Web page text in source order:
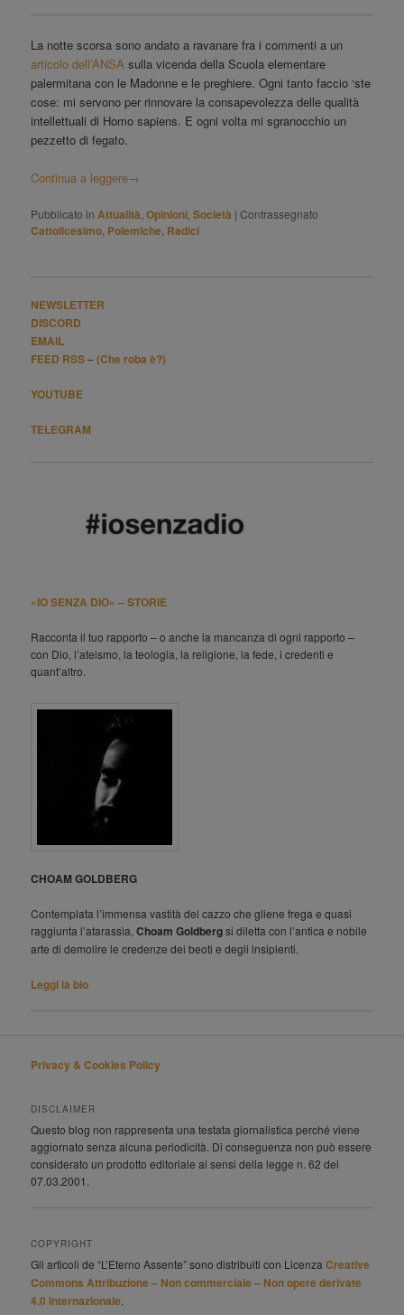
La notte scorsa sono andato a ravanare fra i commenti a un
articolo dell’ANSA sulla vicenda della Scuola elementare
palermitana con le Madonne e le preghiere. Ogni tanto faccio ‘ste
cose: mi servono per rinnovare la consapevolezza delle qualità
intellettuali di Homo sapiens. E ogni volta mi sgranocchio un
pezzetto di fegato.
Continua a leggere→
Pubblicato in Attualità ,Opinioni ,Società |Contrassegnato
Cattolicesimo Polemiche Radici
NEWSLETTER
DISCORD
EMAIL
FEED RSS–(Che roba è?)
YOUTUBE
TELEGRAM
«IO SENZA DIO» – STORIE
Racconta il tuo rapporto – o anche la mancanza di ogni rapporto –
con Dio, l’ateismo, la teologia, la religione, la fede, i credenti e
quant’altro.
CHOAM GOLDBERG
Contemplata l’immensa vastità del cazzo che gliene frega e quasi
raggiunta l’atarassìa,Choam Goldbergsi diletta con l’antica e nobile
arte di demolire le credenze dei beoti e degli insipienti.
Leggi la bio
Privacy & Cookies Policy
DISCLAIMER
Questo blog non rappresenta una testata giornalistica perché viene
aggiornato senza alcuna periodicità. Di conseguenza non può essere
considerato un prodotto editoriale ai sensi della legge n. 62 del
07.03.2001.
COPYRIGHT
Gli articoli de “L’Eterno Assente” sono distribuiti con LicenzaCreative
Commons Attribuzione – Non commerciale – Non opere derivate
4.0 Internazionale